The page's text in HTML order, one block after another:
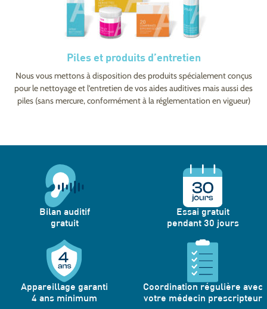
Piles et produits d’entretien
Nous vous mettons à disposition des produits spécialement conçus
pour le nettoyage et l’entretien de vos aides auditives mais aussi des
piles (sans mercure, conformément à la réglementation en vigueur)
Bilan auditif
gratuit
Essai gratuit
pendant 30 jours
Appareillage garanti
4 ans minimum
Coordination régulière avec
votre médecin prescripteur